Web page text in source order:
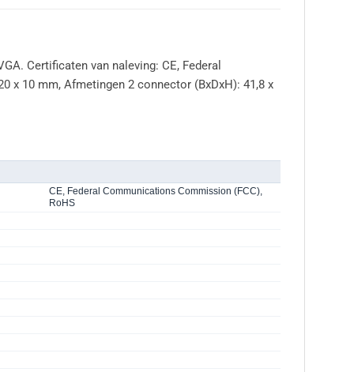
Certificaten van naleving: CE, Federal
x 10 mm, Afmetingen 2 connector (BxDxH): 41,8 x
CE, Federal Communications Commission (FCC),
RoHS